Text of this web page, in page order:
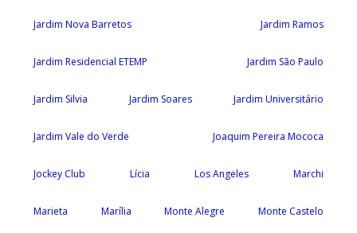
Jardim Nova Barretos Jardim Ramos
Jardim Residencial ETEMP Jardim São Paulo
Jardim Silvia Jardim Soares Jardim Universitário
Jardim Vale do Verde Joaquim Pereira Mococa
Jockey Club Lícia Los Angeles Marchi
Marieta Marília Monte Alegre Monte Castelo